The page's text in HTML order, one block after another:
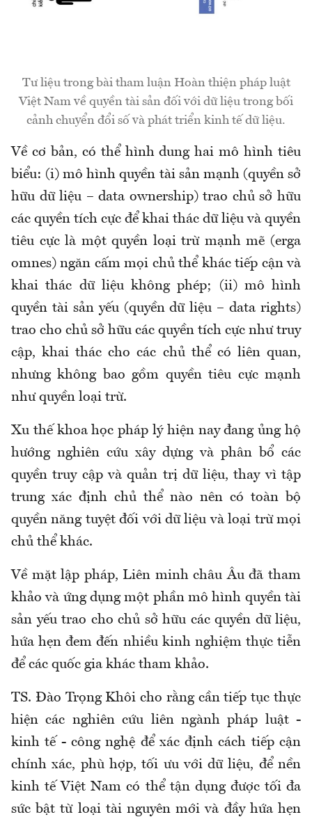
Tư liệu trong bài tham luận Hoàn thiện pháp luật
Việt Nam về quyền tài sản đối với dữ liệu trong bối
cảnh chuyển đổi số và phát triển kinh tế dữ liệu.
Về cơ bản, có thể hình dung hai mô hình tiêu
biểu: (i) mô hình quyền tài sản mạnh (quyền sở
hữu dữ liệu – data ownership) trao chủ sở hữu
các quyền tích cực để khai thác dữ liệu và quyền
tiêu cực là một quyền loại trừ mạnh mẽ (erga
omnes) ngăn cấm mọi chủ thể khác tiếp cận và
khai thác dữ liệu không phép; (ii) mô hình
quyền tài sản yếu (quyền dữ liệu – data rights)
trao cho chủ sở hữu các quyền tích cực như truy
cập, khai thác cho các chủ thể có liên quan,
nhưng không bao gồm quyền tiêu cực mạnh
như quyền loại trừ.
Xu thế khoa học pháp lý hiện nay đang ủng hộ
hướng nghiên cứu xây dựng và phân bổ các
quyền truy cập và quản trị dữ liệu, thay vì tập
trung xác định chủ thể nào nên có toàn bộ
quyền năng tuyệt đối với dữ liệu và loại trừ mọi
chủ thể khác.
Về mặt lập pháp, Liên minh châu Âu đã tham
khảo và ứng dụng một phần mô hình quyền tài
sản yếu trao cho chủ sở hữu các quyền dữ liệu,
hứa hẹn đem đến nhiều kinh nghiệm thực tiễn
để các quốc gia khác tham khảo.
TS. Đào Trọng Khôi cho rằng cần tiếp tục thực
hiện các nghiên cứu liên ngành pháp luật -
kinh tế - công nghệ để xác định cách tiếp cận
chính xác, phù hợp, tối ưu với dữ liệu, để nền
kinh tế Việt Nam có thể tận dụng được tối đa
sức bật từ loại tài nguyên mới và đầy hứa hẹn